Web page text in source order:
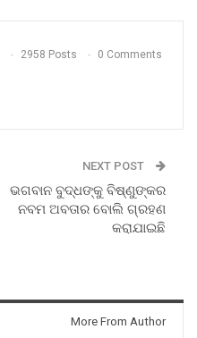
2958 Posts 0 Comments
NEXT POST
ଭଗବାନ ବୁଦ୍ଧଙ୍କୁ ବିଷ୍ଣୁଙ୍କର
ନବମ ଅବତାର ବୋଲି ଗ୍ରହଣ
କରାଯାଇଛି
More From Author